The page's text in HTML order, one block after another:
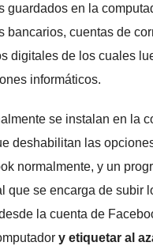
guardados en la
bancarios, cuentas de
digitales de los cuales
informáticos.
se instalan en la
deshabilitan las
normalmente, y un
que se encarga de subir
la cuenta de
y etiquetar al